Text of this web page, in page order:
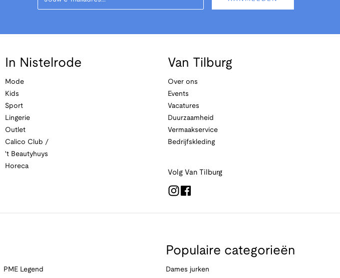
In Nistelrode
Mode
Kids
Sport
Lingerie
Outlet
Calico Club /
't Beautyhuys
Horeca
Van Tilburg
Over ons
Events
Vacatures
Duurzaamheid
Vermaakservice
Bedrijfskleding
Volg Van Tilburg
PME Legend
Populaire categorieën
Dames jurken